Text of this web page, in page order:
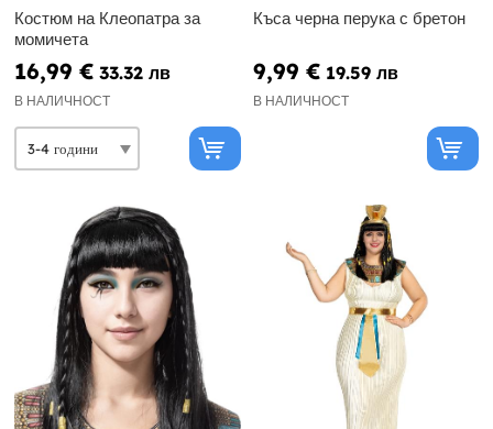
Костюм на Клеопатра за
момичета
16,99 € 33.32 лв
В НАЛИЧНОСТ
Къса черна перука с бретон
9,99 € 19.59 лв
В НАЛИЧНОСТ